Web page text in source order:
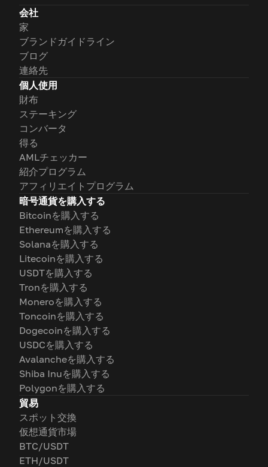
会社
家
ブランドガイドライン
ブログ
連絡先
個人使用
財布
ステーキング
コンバータ
得る
AMLチェッカー
紹介プログラム
アフィリエイトプログラム
暗号通貨を購入する
Bitcoinを購入する
Ethereumを購入する
Solanaを購入する
Litecoinを購入する
USDTを購入する
Tronを購入する
Moneroを購入する
Toncoinを購入する
Dogecoinを購入する
USDCを購入する
Avalancheを購入する
Shiba Inuを購入する
Polygonを購入する
貿易
スポット交換
仮想通貨市場
BTC/USDT
ETH/USDT